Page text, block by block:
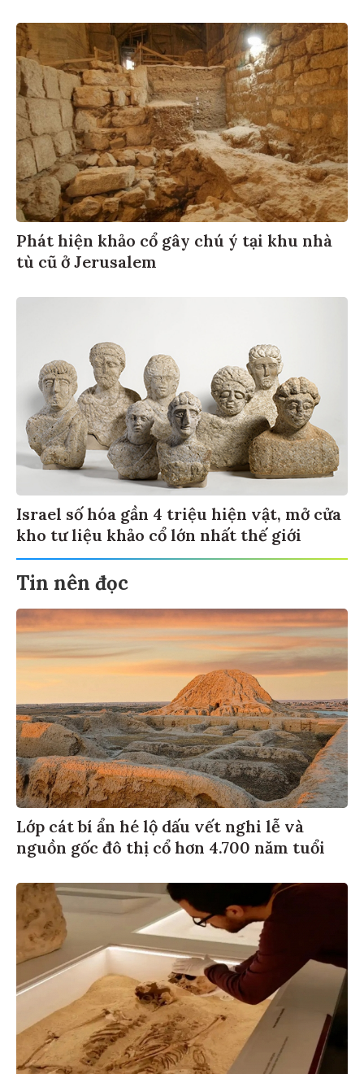
Phát hiện khảo cổ gây chú ý tại khu nhà
tù cũ ở Jerusalem
Israel số hóa gần 4 triệu hiện vật, mở cửa
kho tư liệu khảo cổ lớn nhất thế giới
Tin nên đọc
Lớp cát bí ẩn hé lộ dấu vết nghi lễ và
nguồn gốc đô thị cổ hơn 4.700 năm tuổi